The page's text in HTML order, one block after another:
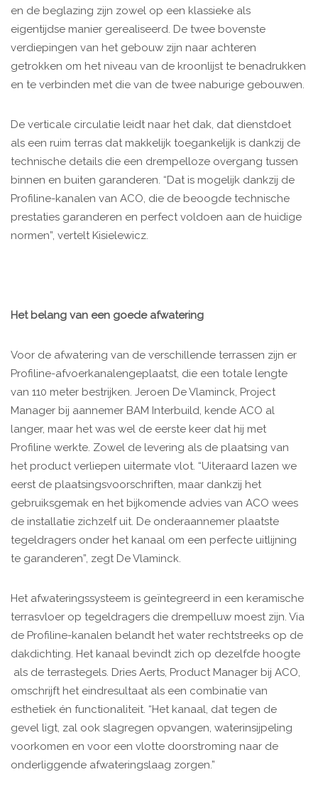
en de beglazing zijn zowel op een klassieke als
eigentijdse manier gerealiseerd. De twee bovenste
verdiepingen van het gebouw zijn naar achteren
getrokken om het niveau van de kroonlijst te benadrukken
en te verbinden met die van de twee naburige gebouwen.
De verticale circulatie leidt naar het dak, dat dienstdoet
als een ruim terras dat makkelijk toegankelijk is dankzij de
technische details die een drempelloze overgang tussen
binnen en buiten garanderen. “Dat is mogelijk dankzij de
Profiline-kanalen van ACO, die de beoogde technische
prestaties garanderen en perfect voldoen aan de huidige
normen”, vertelt Kisielewicz.
Het belang van een goede afwatering
Voor de afwatering van de verschillende terrassen zijn er
Profiline-afvoerkanalengeplaatst, die een totale lengte
van 110 meter bestrijken. Jeroen De Vlaminck, Project
Manager bij aannemer BAM Interbuild, kende ACO al
langer, maar het was wel de eerste keer dat hij met
Profiline werkte. Zowel de levering als de plaatsing van
het product verliepen uitermate vlot. “Uiteraard lazen we
eerst de plaatsingsvoorschriften, maar dankzij het
gebruiksgemak en het bijkomende advies van ACO wees
de installatie zichzelf uit. De onderaannemer plaatste
tegeldragers onder het kanaal om een perfecte uitlijning
te garanderen”, zegt De Vlaminck.
Het afwateringssysteem is geïntegreerd in een keramische
terrasvloer op tegeldragers die drempelluw moest zijn. Via
de Profiline-kanalen belandt het water rechtstreeks op de
dakdichting. Het kanaal bevindt zich op dezelfde hoogte
als de terrastegels. Dries Aerts, Product Manager bij ACO,
omschrijft het eindresultaat als een combinatie van
esthetiek én functionaliteit. “Het kanaal, dat tegen de
gevel ligt, zal ook slagregen opvangen, waterinsijpeling
voorkomen en voor een vlotte doorstroming naar de
onderliggende afwateringslaag zorgen.”